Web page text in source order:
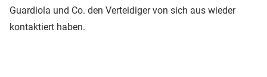
Guardiola und Co. den Verteidiger von sich aus wieder
kontaktiert haben.